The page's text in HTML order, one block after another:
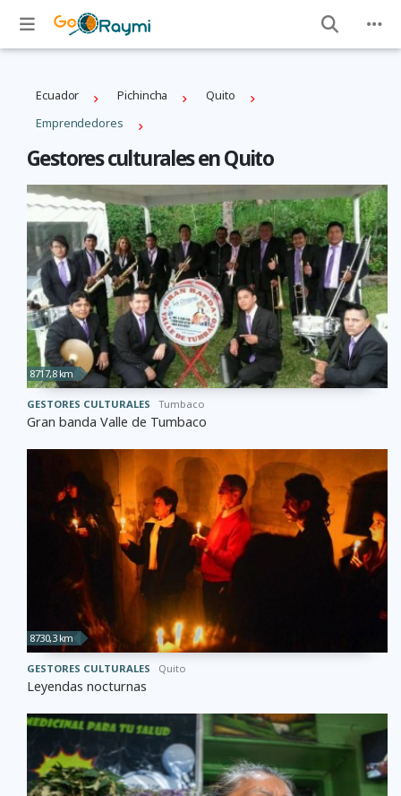
Ecuador Pichincha
Quito
Emprendedores
Gestores culturales en Quito
8717,8 km
GESTORES CULTURALES Tumbaco
Gran banda Valle de Tumbaco
8730,3 km
GESTORES CULTURALES Quito
Leyendas nocturnas